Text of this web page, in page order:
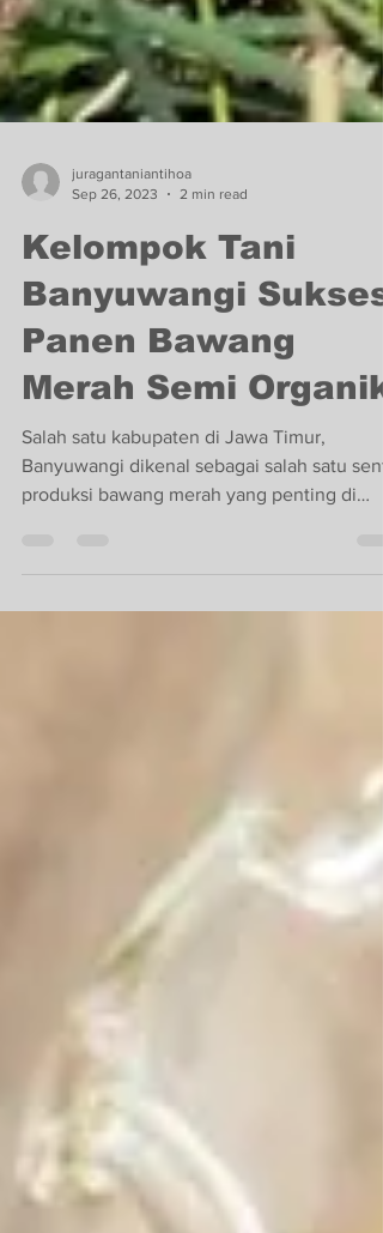
Sep 26, 2023
2 min read
Kelompok Tani
Banyuwangi Sukses
Panen Bawang
Merah Semi Organik
Salah satu kabupaten di Jawa Timur,
Indonesia. Namun...